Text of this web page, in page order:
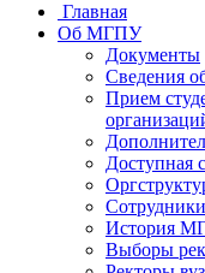
Главная
Об МГПУ
Документы
Сведения
Прием
Доступная
Сотрудники
История
Выборы